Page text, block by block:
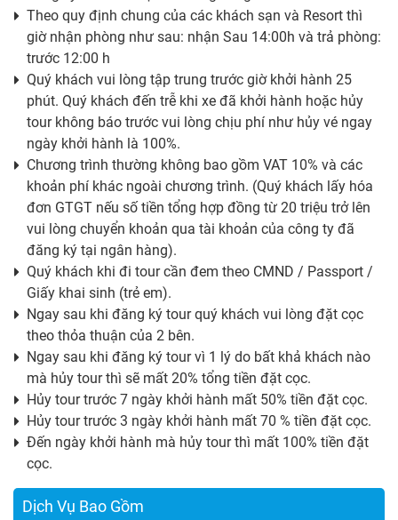
Theo quy định chung của các khách sạn và Resort thì
giờ nhận phòng như sau: nhận Sau 14:00h và trả phòng:
trước 12:00 h
Quý khách vui lòng tập trung trước giờ khởi hành 25
phút. Quý khách đến trễ khi xe đã khởi hành hoặc hủy
tour không báo trước vui lòng chịu phí như hủy vé ngay
ngày khởi hành là 100%.
Chương trình thường không bao gồm VAT 10% và các
khoản phí khác ngoài chương trình. (Quý khách lấy hóa
đơn GTGT nếu số tiền tổng hợp đồng từ 20 triệu trở lên
vui lòng chuyển khoản qua tài khoản của công ty đã
đăng ký tại ngân hàng).
Quý khách khi đi tour cần đem theo CMND / Passport /
Giấy khai sinh (trẻ em).
Ngay sau khi đăng ký tour quý khách vui lòng đặt cọc
theo thỏa thuận của 2 bên.
Ngay sau khi đăng ký tour vì 1 lý do bất khả khách nào
mà hủy tour thì sẽ mất 20% tổng tiền đặt cọc.
Hủy tour trước 7 ngày khởi hành mất 50% tiền đặt cọc.
Hủy tour trước 3 ngày khởi hành mất 70 % tiền đặt cọc.
Đến ngày khởi hành mà hủy tour thì mất 100% tiền đặt
cọc.
Dịch Vụ Bao Gồm